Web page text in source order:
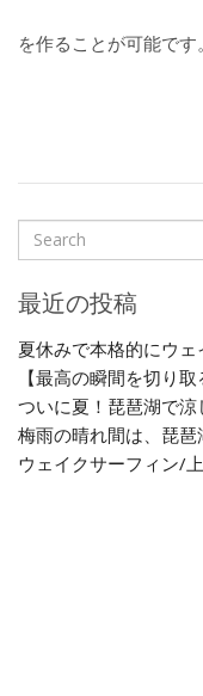
を作ることが可能です。
最近の投稿
夏休みで本格的にウェ
【最高の瞬間を切り取
ついに夏！琵琶湖で涼
梅雨の晴れ間は、琵琶
ウェイクサーフィン/